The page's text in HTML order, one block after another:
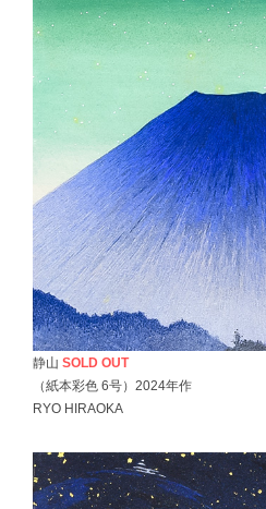
静山 SOLD OUT
（紙本彩色 6号）2024年作
RYO HIRAOKA